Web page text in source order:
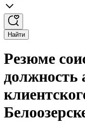
Найти
Резюме
должность